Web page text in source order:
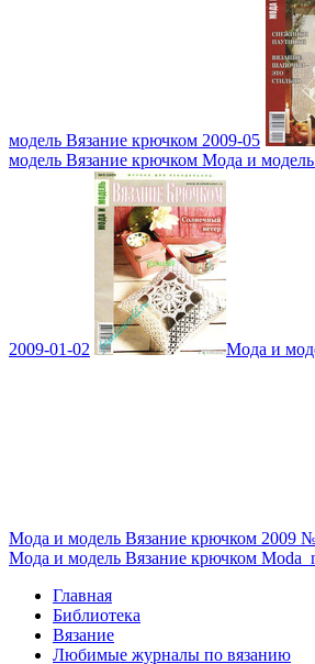
модель Вязание крючком 2009-05
модель Вязание крючком Мода и
2009-01-02 Мода и
Мода и модель Вязание крючком 2009
Мода и модель Вязание крючком
Главная
Библиотека
Вязание
Любимые журналы по вязанию